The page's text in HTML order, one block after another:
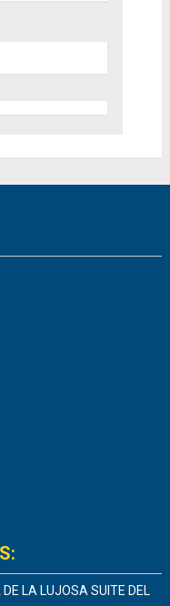
LA LUJOSA SUITE DEL